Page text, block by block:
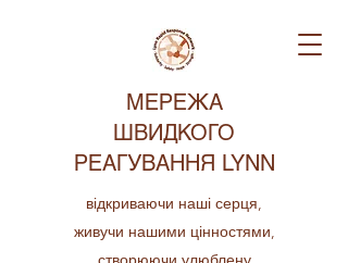
МЕРЕЖА
ШВИДКОГО
РЕАГУВАННЯ LYNN
відкриваючи наші серця,
живучи нашими цінностями,